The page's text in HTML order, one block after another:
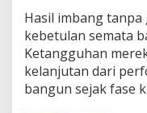
Hasil imbang
kebetulan semata
Ketangguhan
kelanjutan dari
bangun sejak fase